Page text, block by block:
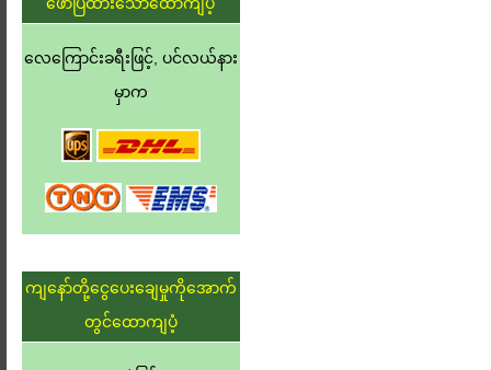
လေကြောင်းခရီးဖြင့်, ပင်လယ်နား
မှာက
ကျနော်တို့ငွေပေးချေမှုကိုအောက်
တွင်ထောကျပံ့